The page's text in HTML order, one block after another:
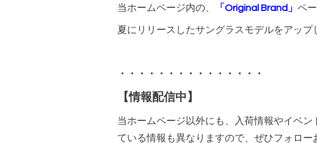
当ホームページ内の、 「Original Brand」 ペ
夏にリリースしたサングラスモデルをアップ
・・・・・・・・・・・・・・・
【情報配信中】
当ホームページ以外にも、入荷情報やイベ
ている情報も異なりますので、ぜひフォロー